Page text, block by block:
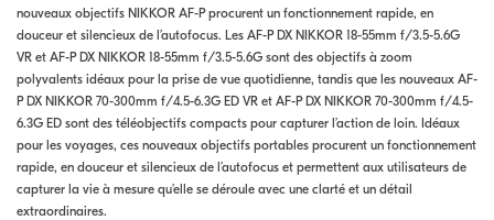
nouveaux objectifs NIKKOR AF-P procurent un fonctionnement rapide, en
douceur et silencieux de l’autofocus. Les AF-P DX NIKKOR 18-55mm f/3.5-5.6G
VR et AF-P DX NIKKOR 18-55mm f/3.5-5.6G sont des objectifs à zoom
polyvalents idéaux pour la prise de vue quotidienne, tandis que les nouveaux AF-
P DX NIKKOR 70-300mm f/4.5-6.3G ED VR et AF-P DX NIKKOR 70-300mm f/4.5-
6.3G ED sont des téléobjectifs compacts pour capturer l’action de loin. Idéaux
pour les voyages, ces nouveaux objectifs portables procurent un fonctionnement
rapide, en douceur et silencieux de l’autofocus et permettent aux utilisateurs de
capturer la vie à mesure qu’elle se déroule avec une clarté et un détail
extraordinaires.